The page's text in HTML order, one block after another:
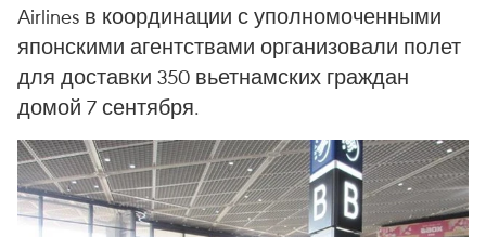
Airlines в координации с уполномоченными
японскими агентствами организовали полет
для доставки 350 вьетнамских граждан
домой 7 сентября.